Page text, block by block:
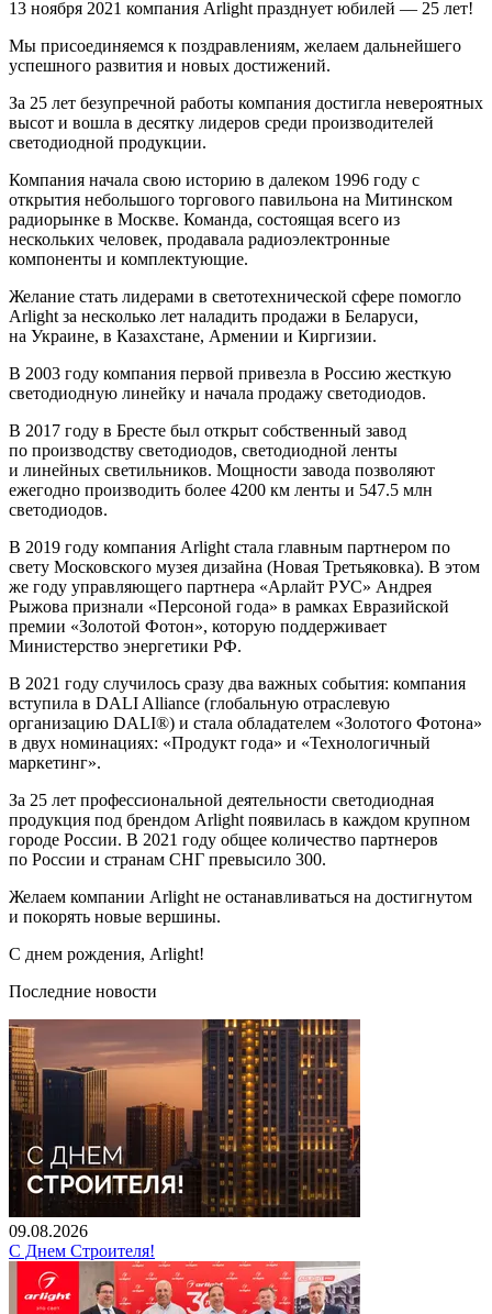
13 ноября 2021 компания Arlight празднует юбилей — 25 лет!
Мы присоединяемся к поздравлениям, желаем дальнейшего
успешного развития и новых достижений.
За 25 лет безупречной работы компания достигла невероятных
высот и вошла в десятку лидеров среди производителей
светодиодной продукции.
Компания начала свою историю в далеком 1996 году с
открытия небольшого торгового павильона на Митинском
радиорынке в Москве. Команда, состоящая всего из
нескольких человек, продавала радиоэлектронные
компоненты и комплектующие.
Желание стать лидерами в светотехнической сфере помогло
Arlight за несколько лет наладить продажи в Беларуси,
на Украине, в Казахстане, Армении и Киргизии.
В 2003 году компания первой привезла в Россию жесткую
светодиодную линейку и начала продажу светодиодов.
В 2017 году в Бресте был открыт собственный завод
по производству светодиодов, светодиодной ленты
и линейных светильников. Мощности завода позволяют
ежегодно производить более 4200 км ленты и 547.5 млн
светодиодов.
В 2019 году компания Arlight стала главным партнером по
свету Московского музея дизайна (Новая Третьяковка). В этом
же году управляющего партнера «Арлайт РУС» Андрея
Рыжова признали «Персоной года» в рамках Евразийской
премии «Золотой Фотон», которую поддерживает
Министерство энергетики РФ.
В 2021 году случилось сразу два важных события: компания
вступила в DALI Alliance (глобальную отраслевую
организацию DALI®) и стала обладателем «Золотого Фотона»
в двух номинациях: «Продукт года» и «Технологичный
маркетинг».
За 25 лет профессиональной деятельности светодиодная
продукция под брендом Arlight появилась в каждом крупном
городе России. В 2021 году общее количество партнеров
по России и странам СНГ превысило 300.
Желаем компании Arlight не останавливаться на достигнутом
и покорять новые вершины.
С днем рождения, Arlight!
Последние новости
09.08.2026
С Днем Строителя!